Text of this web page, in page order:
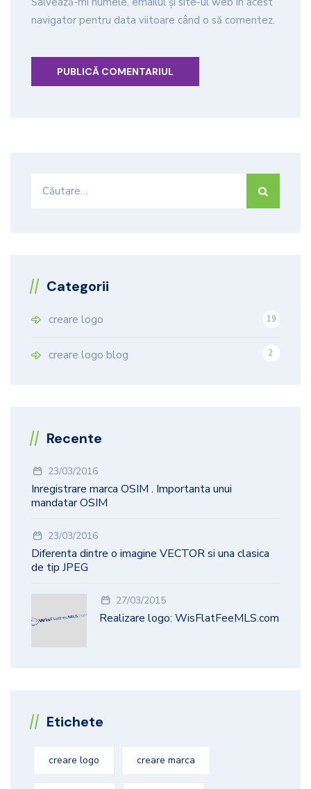
navigator pentru data viitoare când o să comentez.
Categorii
creare logo
19
creare logo blog 2
Recente
23/03/2016
Inregistrare marca OSIM . Importanta unui
mandatar OSIM
23/03/2016
Diferenta dintre o imagine VECTOR si una clasica
de tip JPEG
27/03/2015
Realizare logo: WisFlatFeeMLS.com
Etichete
creare logo creare marca